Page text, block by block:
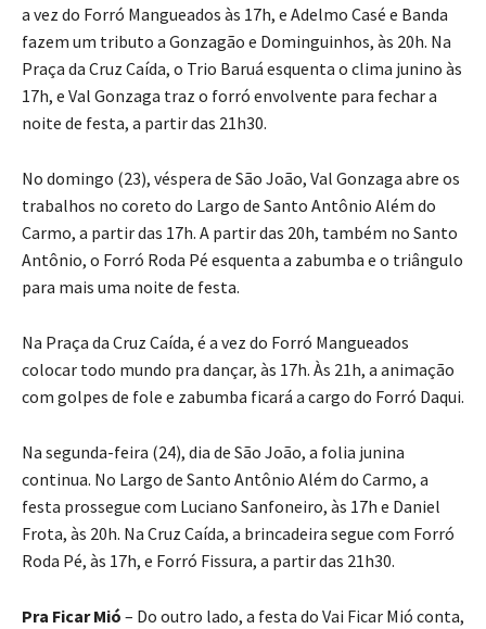
a vez do Forró Mangueados às 17h, e Adelmo Casé e Banda
fazem um tributo a Gonzagão e Dominguinhos, às 20h. Na
Praça da Cruz Caída, o Trio Baruá esquenta o clima junino às
17h, e Val Gonzaga traz o forró envolvente para fechar a
noite de festa, a partir das 21h30.
No domingo (23), véspera de São João, Val Gonzaga abre os
trabalhos no coreto do Largo de Santo Antônio Além do
Carmo, a partir das 17h. A partir das 20h, também no Santo
Antônio, o Forró Roda Pé esquenta a zabumba e o triângulo
para mais uma noite de festa.
Na Praça da Cruz Caída, é a vez do Forró Mangueados
colocar todo mundo pra dançar, às 17h. Às 21h, a animação
com golpes de fole e zabumba ficará a cargo do Forró Daqui.
Na segunda-feira (24), dia de São João, a folia junina
continua. No Largo de Santo Antônio Além do Carmo, a
festa prossegue com Luciano Sanfoneiro, às 17h e Daniel
Frota, às 20h. Na Cruz Caída, a brincadeira segue com Forró
Roda Pé, às 17h, e Forró Fissura, a partir das 21h30.
Pra Ficar Mió – Do outro lado, a festa do Vai Ficar Mió conta,